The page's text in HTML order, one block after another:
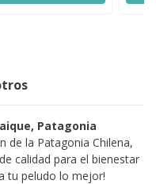
Patagonia
de la Patagonia Chilena,
calidad para el bienestar
tu peludo lo mejor!